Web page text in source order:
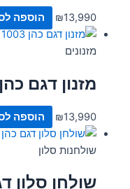
₪13,990 הוספה
מזנונים
מזנון דגם כהן 1003
₪13,990 הוספה
שולחנות סלון
שולחן סלון דגם